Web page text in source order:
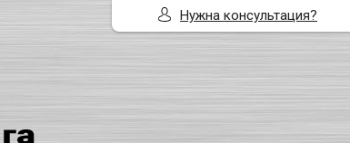
Нужна консультация?